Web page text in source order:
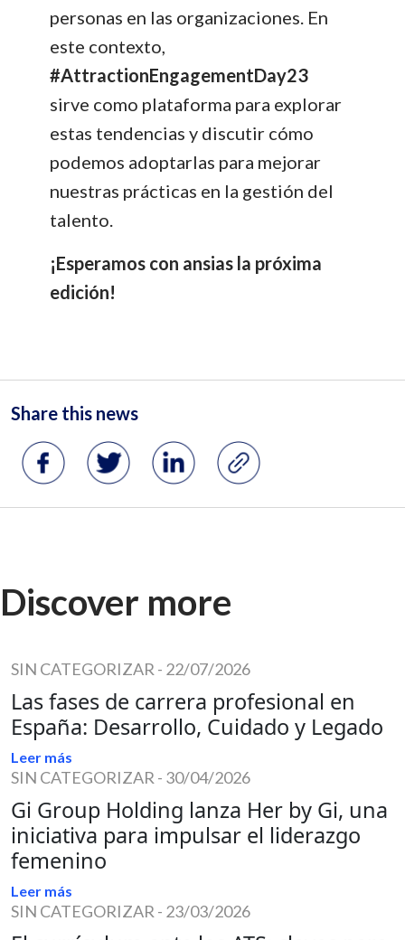
personas en las organizaciones. En
este contexto,
#AttractionEngagementDay23
sirve como plataforma para explorar
estas tendencias y discutir cómo
podemos adoptarlas para mejorar
nuestras prácticas en la gestión del
talento.
¡Esperamos con ansias la próxima
edición!
Share this news
Discover more
SIN CATEGORIZAR - 22/07/2026
Las fases de carrera profesional en
España: Desarrollo, Cuidado y Legado
Leer más
SIN CATEGORIZAR - 30/04/2026
Gi Group Holding lanza Her by Gi, una
iniciativa para impulsar el liderazgo
femenino
Leer más
SIN CATEGORIZAR - 23/03/2026